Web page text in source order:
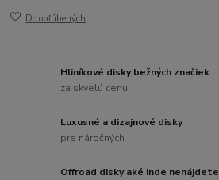
Do obľúbených
Hliníkové disky bežných značiek
za skvelú cenu
Luxusné a dizajnové disky
pre náročných
Offroad disky aké inde nenájdete